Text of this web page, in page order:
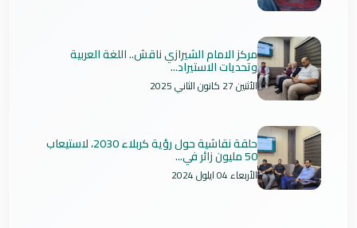
مركز الامام الشيرازي ناقش.. اللغة العربية
وتحديات الاستيراد...
الأثنين 27 كانون الثاني 2025
حلقة نقاشية حول رؤية كربلاء 2030، لاستيعاب
50 مليون زائر في...
الأربعاء 04 ايلول 2024